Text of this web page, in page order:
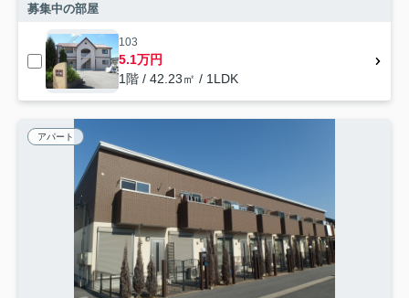
募集中の部屋
103
5.1万円
1階 / 42.23㎡ / 1LDK
アパート